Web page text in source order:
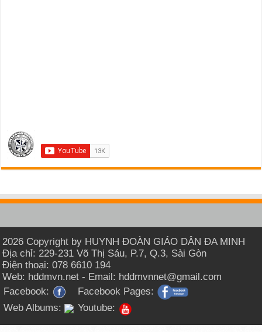
2026 Copyright by HUYNH ĐOÀN GIÁO DÂN ĐA MINH
Địa chỉ: 229-231 Võ Thị Sáu, P.7, Q.3, Sài Gòn
Điện thoại: 078 6610 194
Web: hddmvn.net - Email: hddmvnnet@gmail.com
Facebook:
Facebook Pages:
Web Albums:
Youtube: